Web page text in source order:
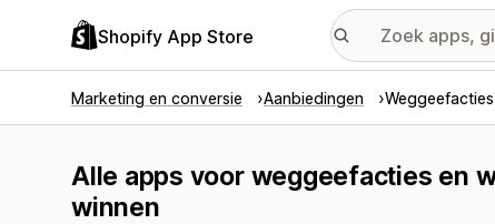
Shopify App Store
Marketing en conversie Aanbiedingen
Alle apps voor weggeefacties en
winnen